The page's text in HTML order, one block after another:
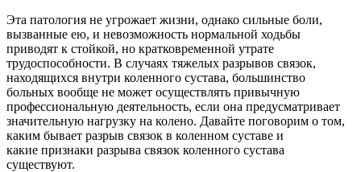
Эта патология не угрожает жизни, однако сильные боли,
вызванные ею, и невозможность нормальной ходьбы
приводят к стойкой, но кратковременной утрате
трудоспособности. В случаях тяжелых разрывов связок,
находящихся внутри коленного сустава, большинство
больных вообще не может осуществлять привычную
профессиональную деятельность, если она предусматривает
значительную нагрузку на колено. Давайте поговорим о том,
каким бывает разрыв связок в коленном суставе и
какие признаки разрыва связок коленного сустава
существуют.